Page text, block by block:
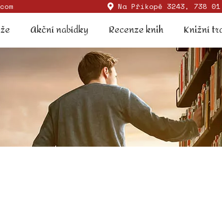
Na Příkopě 3243, 738
Akční nabídky Recenze knih Knižní
Akční nabídky Recenze knih